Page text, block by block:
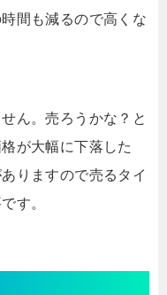
間も減るので高くな
ん。売ろうかな？と
が大幅に下落した
りますので売るタイ
す。